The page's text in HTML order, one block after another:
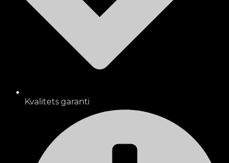
Kvalitets garanti